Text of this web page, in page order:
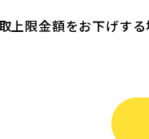
限金額をお下げする